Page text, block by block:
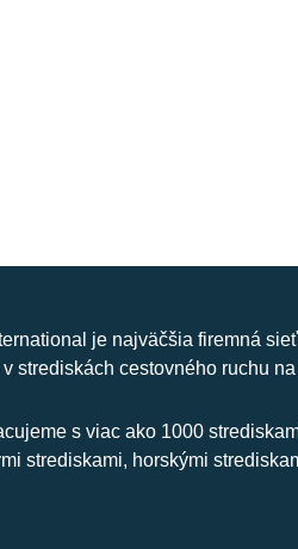
je najväčšia firemná
strediskách cestovného ruchu na
s viac ako 1000
strediskami, horskými